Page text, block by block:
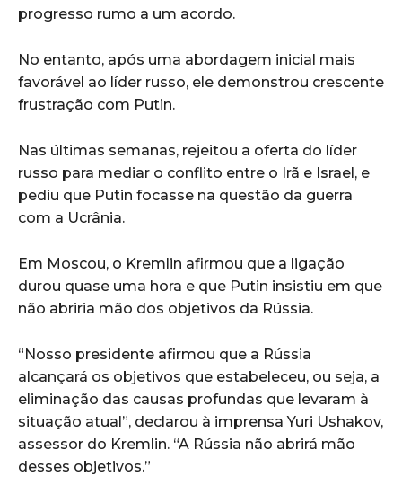
progresso rumo a um acordo.
No entanto, após uma abordagem inicial mais
favorável ao líder russo, ele demonstrou crescente
frustração com Putin.
Nas últimas semanas, rejeitou a oferta do líder
russo para mediar o conflito entre o Irã e Israel, e
pediu que Putin focasse na questão da guerra
com a Ucrânia.
Em Moscou, o Kremlin afirmou que a ligação
durou quase uma hora e que Putin insistiu em que
não abriria mão dos objetivos da Rússia.
“Nosso presidente afirmou que a Rússia
alcançará os objetivos que estabeleceu, ou seja, a
eliminação das causas profundas que levaram à
situação atual”, declarou à imprensa Yuri Ushakov,
assessor do Kremlin. “A Rússia não abrirá mão
desses objetivos.”